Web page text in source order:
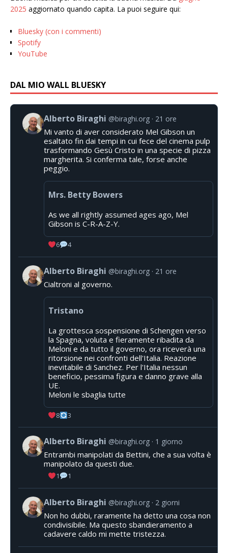
2025 aggiornato quando capita. La puoi seguire qui:
Bluesky (con i commenti)
Spotify
YouTube
DAL MIO WALL BLUESKY
Alberto Biraghi @biraghi.org 21 ore
Mi vanto di aver considerato Mel Gibson un
esaltato fin dai tempi in cui fece del cinema pulp
trasformando Gesù Cristo in una specie di pizza
margherita. Si conferma tale, forse anche
peggio.
Mrs. Betty Bowers
As we all rightly assumed ages ago, Mel
Gibson is C-R-A-Z-Y.
6 4
Alberto Biraghi @biraghi.org 21 ore
Cialtroni al governo.
Tristano
La grottesca sospensione di Schengen verso
la Spagna, voluta e fieramente ribadita da
Meloni e da tutto il governo, ora riceverà una
ritorsione nei confronti dell'Italia. Reazione
inevitabile di Sanchez. Per l'Italia nessun
beneficio, pessima figura e danno grave alla
UE.
Meloni le sbaglia tutte
8 3
Alberto Biraghi @biraghi.org 1 giorno
Entrambi manipolati da Bettini, che a sua volta è
manipolato da questi due.
1 1
Alberto Biraghi @biraghi.org 2 giorni
Non ho dubbi, raramente ha detto una cosa non
condivisibile. Ma questo sbandieramento a
cadavere caldo mi mette tristezza.